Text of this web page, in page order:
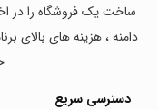
ساخت یک فروشگاه را در
دامنه ، هزینه های بالای
دسترسی سریع